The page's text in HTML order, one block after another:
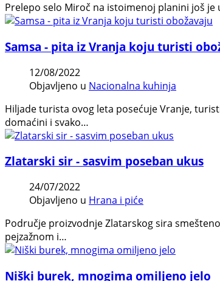
Prelepo selo Miroč na istoimenoj planini još je
Samsa - pita iz Vranja koju turisti
12/08/2022
Objavljeno u Nacionalna kuhinja
Hiljade turista ovog leta posećuje Vranje,
domaćini i svako…
Zlatarski sir - sasvim poseban ukus
24/07/2022
Objavljeno u Hrana i piće
Područje proizvodnje Zlatarskog sira
pejzažnom i…
Niški burek, mnogima omiljeno jelo